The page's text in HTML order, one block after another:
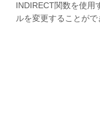
INDIRECT関数を使用
ルを変更することがで